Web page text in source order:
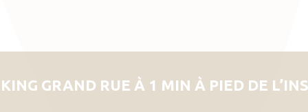
GRAND RUE À 1 MIN À PIED DE